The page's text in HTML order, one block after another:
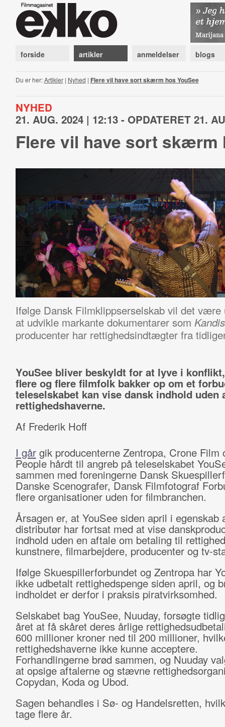
forside artikler anmeldelser blogs
Du er her:Artikler| Nyhed | Flere vil have sort skærm hos YouSee
NYHED
21. AUG. 2024 | 12:13 - OPDATERET 21.
Flere vil have sort skærm
Ifølge Dansk Filmklippserselskab vil det
at udvikle markante dokumentarer som
producenter har rettighedsindtægter fra
YouSee bliver beskyldt for at lyve i
flere og flere filmfolk bakker op om et
teleselskabet kan vise dansk indhold uden
rettighedshaverne.
Af Frederik Hoff
I gårgik producenterne Zentropa, Crone Film
People hårdt til angreb på teleselskabet
sammen med foreningerne Dansk
Danske Scenografer, Dansk Filmfotograf
flere organisationer uden for filmbranchen.
Årsagen er, at YouSee siden april i egenskab
distributør har fortsat med at vise
indhold uden en aftale om betaling til
kunstnere, filmarbejdere, producenter og tv-
Ifølge Skuespillerforbundet og Zentropa har
ikke udbetalt rettighedspenge siden april, og
indholdet er derfor i praksis piratvirksomhed.
Selskabet bag YouSee, Nuuday, forsøgte
året at få skåret deres årlige
600 millioner kroner ned til 200 millioner,
rettighedshaverne ikke kunne acceptere.
Forhandlingerne brød sammen, og Nuuday
at opsige aftalerne og stævne
Copydan, Koda og Ubod.
Sagen behandles i Sø- og Handelsretten,
tage flere år.